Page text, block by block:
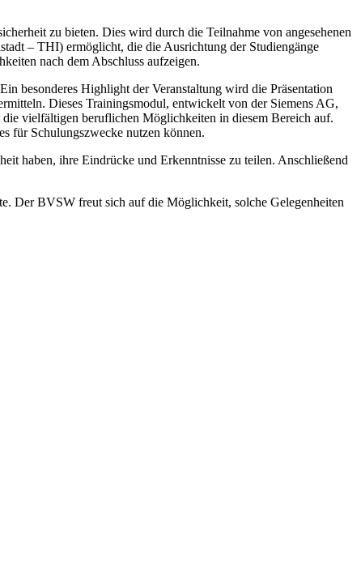
zu bieten. Dies wird durch die Teilnahme von angesehenen
– THI) ermöglicht, die die Ausrichtung der Studiengänge
nach dem Abschluss aufzeigen.
besonderes Highlight der Veranstaltung wird die Präsentation
Dieses Trainingsmodul, entwickelt von der Siemens AG,
vielfältigen beruflichen Möglichkeiten in diesem Bereich auf.
für Schulungszwecke nutzen können.
haben, ihre Eindrücke und Erkenntnisse zu teilen. Anschließend
Der BVSW freut sich auf die Möglichkeit, solche Gelegenheiten